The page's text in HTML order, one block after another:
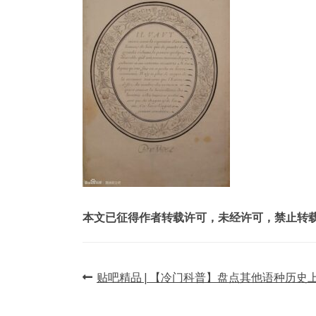
本文已征得作者转载许可，未经许可，禁止转载
文贴吧精品 | 【冷门科普】盘点其他语种历史